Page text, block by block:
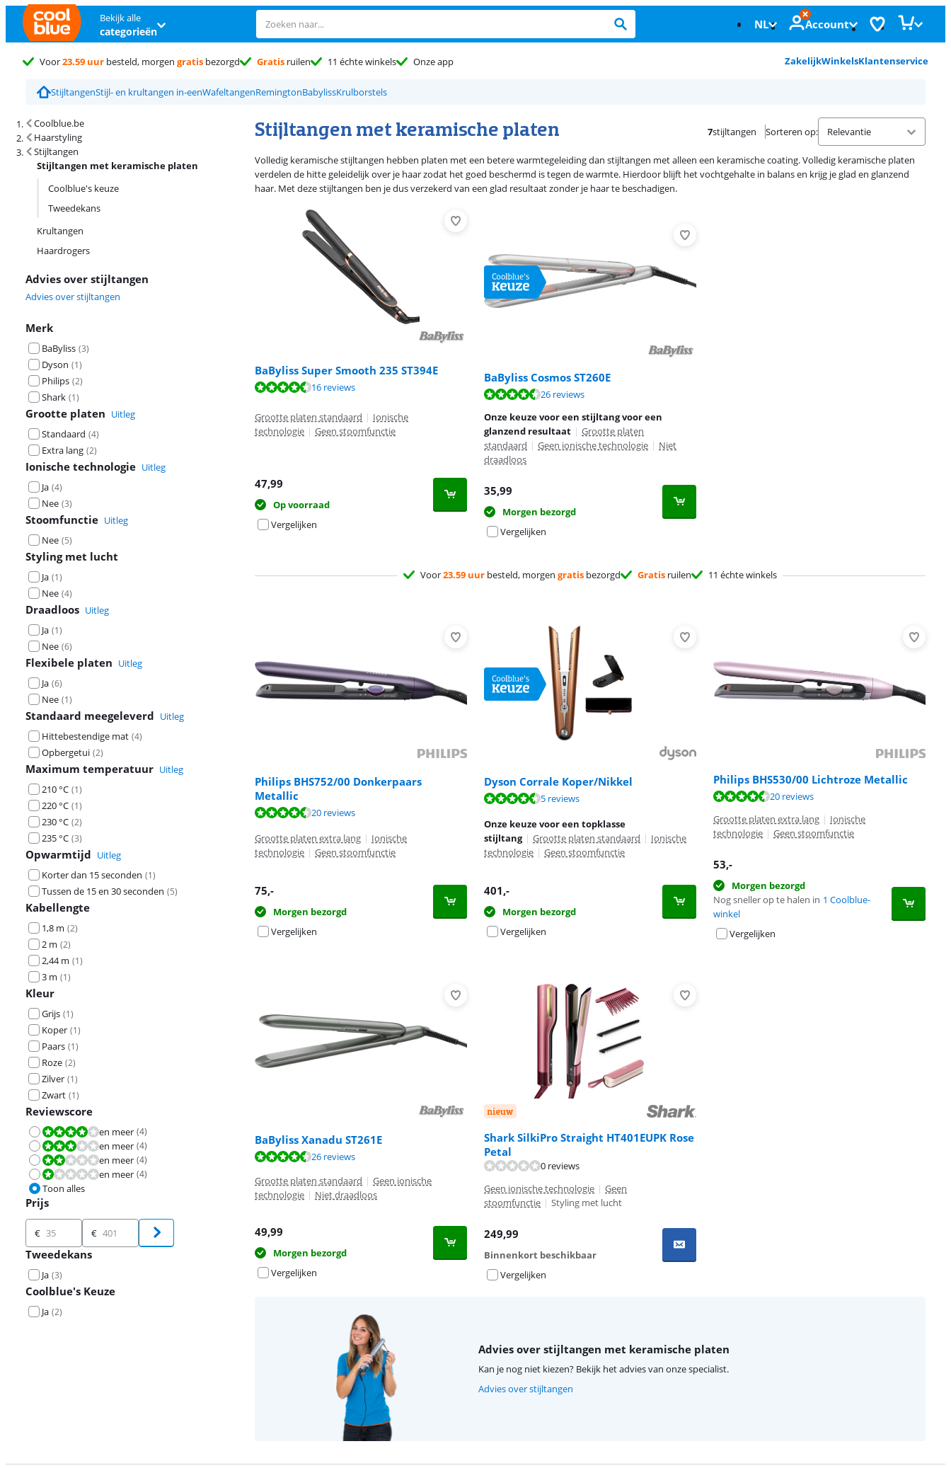
Bekijk alle
categorieën NL Account
Voor23.59 uur besteld, morgen gratis bezorgd Gratis ruilen 11 échte winkels Onze app ZakelijkWinkelsKlantenservice
StijltangenStijl- en krultangen in-eenWafeltangenRemingtonBabylissKrulborstels
Coolblue.be
Haarstyling
Stijltangen
Stijltangen met keramische platen
Coolblue's keuze
Tweedekans
Krultangen
Haardrogers
Advies over stijltangen
Advies over stijltangen
Merk
BaByliss (3)
Dyson (1)
Philips (2)
Shark (1)
Grootte platen Uitleg
Standaard (4)
Extra lang (2)
Ionische technologie Uitleg
Ja (4)
Nee (3)
Stoomfunctie Uitleg
Nee (5)
Styling met lucht
Ja (1)
Nee (4)
Draadloos Uitleg
Ja (1)
Nee (6)
Flexibele platen Uitleg
Ja (6)
Nee (1)
Standaard meegeleverd Uitleg
Hittebestendige mat (4)
Opbergetui (2)
Maximum temperatuur Uitleg
210 °C (1)
220 °C (1)
230 °C (2)
235 °C (3)
Opwarmtijd Uitleg
Korter dan 15 seconden (1)
Tussen de 15 en 30 seconden (5)
Kabellengte
1,8 m (2)
2 m (2)
2,44 m (1)
3 m (1)
Kleur
Grijs (1)
Koper (1)
Paars (1)
Roze (2)
Zilver (1)
Zwart (1)
Reviewscore
Beoordeling is 8,0 van de 10.
en meer (4)
Beoordeling is 6,0 van de 10.
en meer (4)
Beoordeling is 4,0 van de 10.
en meer (4)
Beoordeling is 2,0 van de 10.
en meer (4)
Toon alles
Prijs
Prijs
€ €
Tweedekans
Ja (3)
Coolblue's Keuze
Ja (2)
Stijltangen met keramische platen
Zoekresultaten en sortering
7stijltangen Sorteren op:
Volledig keramische stijltangen hebben platen met een betere warmtegeleiding dan stijltangen met alleen een keramische coating. Volledig keramische platen
verdelen de hitte geleidelijk over je haar zodat het goed beschermd is tegen de warmte. Hierdoor blijft het vochtgehalte in balans en krijg je glad en glanzend
haar. Met deze stijltangen ben je dus verzekerd van een glad resultaat zonder je haar te beschadigen.
BaByliss Super Smooth 235 ST394E
Beoordeling is 9,3 van de 10, gebaseerd op 16 reviews.
16 reviews
Grootte platen standaard | Ionische
technologie | Geen stoomfunctie
47,99
Op voorraad
Vergelijken
BaByliss Cosmos ST260E
Beoordeling is 8,9 van de 10, gebaseerd op 26 reviews.
26 reviews
Onze keuze voor een stijltang voor een
glanzend resultaat | Grootte platen
standaard | Geen ionische technologie | Niet
draadloos
35,99
Morgen bezorgd
Vergelijken
Voor23.59 uur besteld, morgen gratis bezorgd Gratis ruilen 11 échte winkels
Philips BHS752/00 Donkerpaars
Metallic
Beoordeling is 9,0 van de 10, gebaseerd op 20 reviews.
20 reviews
Grootte platen extra lang | Ionische
technologie | Geen stoomfunctie
75,-
Morgen bezorgd
Vergelijken
Dyson Corrale Koper/Nikkel
Beoordeling is 8,7 van de 10, gebaseerd op 5 reviews.
5 reviews
Onze keuze voor een topklasse
stijltang | Grootte platen standaard | Ionische
technologie | Geen stoomfunctie
401,-
Morgen bezorgd
Vergelijken
Philips BHS530/00 Lichtroze Metallic
Beoordeling is 9,0 van de 10, gebaseerd op 20 reviews.
20 reviews
Grootte platen extra lang | Ionische
technologie | Geen stoomfunctie
53,-
Morgen bezorgd
Nog sneller op te halen in 1 Coolblue-
winkel
Vergelijken
BaByliss Xanadu ST261E
Beoordeling is 8,9 van de 10, gebaseerd op 26 reviews.
26 reviews
Grootte platen standaard | Geen ionische
technologie | Niet draadloos
49,99
Morgen bezorgd
Vergelijken
nieuw
Shark SilkiPro Straight HT401EUPK Rose
Petal
0 reviews
Geen ionische technologie | Geen
stoomfunctie | Styling met lucht
249,99
Binnenkort beschikbaar
Vergelijken
Advies over stijltangen met keramische platen
Kan je nog niet kiezen? Bekijk het advies van onze specialist.
Advies over stijltangen